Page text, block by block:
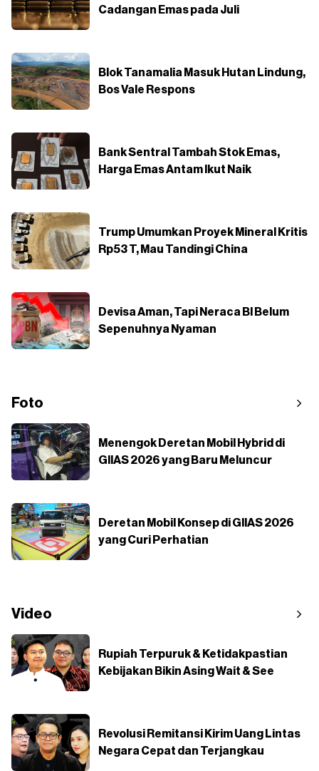
Cadangan Emas pada Juli
Blok Tanamalia Masuk Hutan Lindung,
Bos Vale Respons
Bank Sentral Tambah Stok Emas,
Harga Emas Antam Ikut Naik
Trump Umumkan Proyek Mineral Kritis
Rp53 T, Mau Tandingi China
Devisa Aman, Tapi Neraca BI Belum
Sepenuhnya Nyaman
Foto
Menengok Deretan Mobil Hybrid di
GIIAS 2026 yang Baru Meluncur
Deretan Mobil Konsep di GIIAS 2026
yang Curi Perhatian
Video
Rupiah Terpuruk & Ketidakpastian
Kebijakan Bikin Asing Wait & See
Revolusi Remitansi Kirim Uang Lintas
Negara Cepat dan Terjangkau